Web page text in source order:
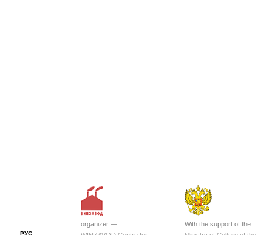
РУС
organizer —
With the support of the